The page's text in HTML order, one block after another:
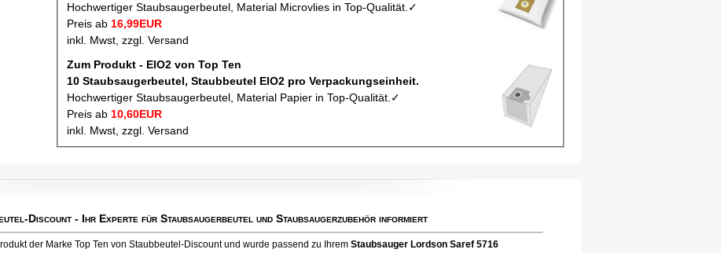
Hochwertiger Staubsaugerbeutel, Material Microvlies in Top-Qualität.✓
Preis ab 16,99EUR
inkl. Mwst, zzgl. Versand
Zum Produkt - EIO2 von Top Ten
10 Staubsaugerbeutel, Staubbeutel EIO2 pro Verpackungseinheit.
Hochwertiger Staubsaugerbeutel, Material Papier in Top-Qualität.✓
Preis ab 10,60EUR
inkl. Mwst, zzgl. Versand
Discount - Ihr Experte für Staubsaugerbeutel und Staubsaugerzubehör informiert
der Marke Top Ten von Staubbeutel-Discount und wurde passend zu Ihrem Staubsauger Lordson Saref 5716